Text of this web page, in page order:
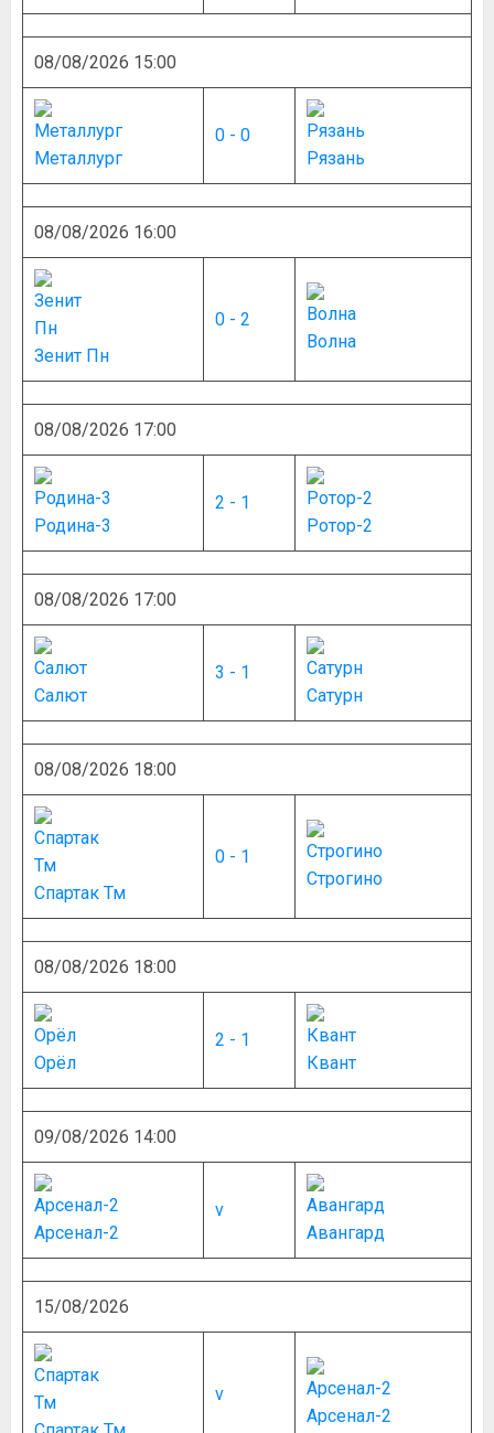
08/08/2026 15:00
Металлург
0 - 0
Рязань
08/08/2026 16:00
Зенит Пн
0 - 2
Волна
08/08/2026 17:00
Родина-3
2 - 1
Ротор-2
08/08/2026 17:00
Салют
3 - 1
Сатурн
08/08/2026 18:00
Спартак Тм
0 - 1
Строгино
08/08/2026 18:00
Орёл
2 - 1
Квант
09/08/2026 14:00
Арсенал-2
v
Авангард
15/08/2026
v
Арсенал-2